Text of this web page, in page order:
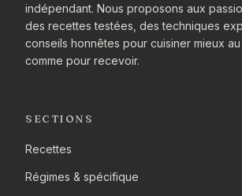
indépendant. Nous proposons aux
des recettes testées, des techniques
conseils honnêtes pour cuisiner mieux
comme pour recevoir.
SECTIONS
Recettes
Régimes & spécifique